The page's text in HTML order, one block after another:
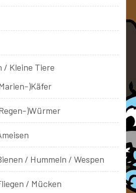
/ Kleine Tiere
)Käfer
)Würmer
/ Hummeln / Wespen
/ Mücken